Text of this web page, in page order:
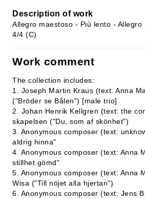
Description of work
Allegro maestoso - Più lento - Allegro
4/4 (C)
Work comment
The collection includes:
1. Joseph Martin Kraus (text: Anna
("Bröder se Bålen") [male trio]
2. Johan Henrik Kellgren (text: the
skapelsen ("Du, som af skönhet")
3. Anonymous composer (text:
aldrig hinna"
4. Anonymous composer (text: Anna
stillhet gömd"
5. Anonymous composer (text: Anna
Wisa ("Till nöjet alla hjertan")
6. Anonymous composer (text: Jens